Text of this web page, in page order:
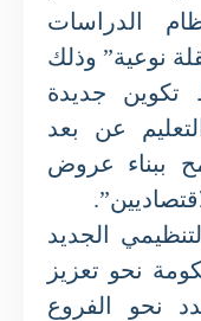
الدراسات
نوعية” وذلك
تكوين جديدة
عن بعد
ببناء عروض
الجديد
نحو تعزيز
نحو الفروع